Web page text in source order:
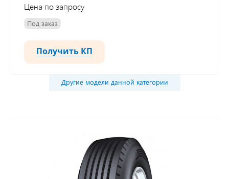
Цена по запросу
Под заказ
Получить КП
Другие модели данной категории